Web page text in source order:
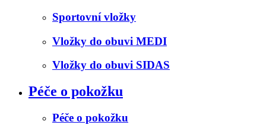
Sportovní vložky
Vložky do obuvi MEDI
Vložky do obuvi SIDAS
Péče o pokožku
Péče o pokožku